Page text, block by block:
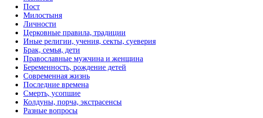
Пост
Милостыня
Личности
Церковные правила, традиции
Иные религии, учения, секты, суеверия
Брак, семья, дети
Православные мужчина и женщина
Беременность, рождение детей
Современная жизнь
Последние времена
Смерть, усопшие
Колдуны, порча, экстрасенсы
Разные вопросы